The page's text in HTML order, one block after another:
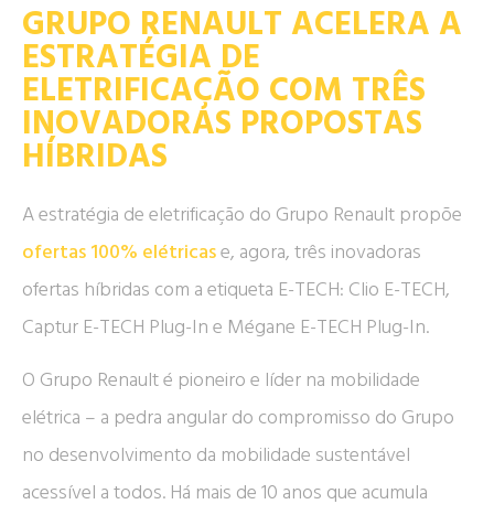
GRUPO RENAULT ACELERA A
ESTRATÉGIA DE
ELETRIFICAÇÃO COM TRÊS
INOVADORAS PROPOSTAS
HÍBRIDAS
A estratégia de eletrificação do Grupo Renault propõe
ofertas 100% elétricase, agora, três inovadoras
ofertas híbridas com a etiqueta E-TECH: Clio E-TECH,
Captur E-TECH Plug-In e Mégane E-TECH Plug-In.
O Grupo Renault é pioneiro e líder na mobilidade
elétrica – a pedra angular do compromisso do Grupo
no desenvolvimento da mobilidade sustentável
acessível a todos. Há mais de 10 anos que acumula